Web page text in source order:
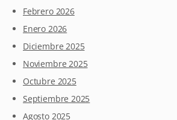
Febrero 2026
Enero 2026
Diciembre 2025
Noviembre 2025
Octubre 2025
Septiembre 2025
Agosto 2025